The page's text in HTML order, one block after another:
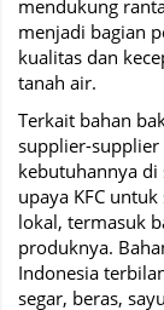
mendukung
menjadi bagian
kualitas dan
tanah air.
Terkait bahan
supplier-
kebutuhannya di
upaya KFC
lokal, termasuk
produknya.
Indonesia
segar, beras,